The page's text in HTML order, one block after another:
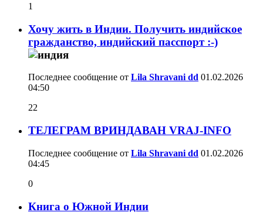
1
Хочу жить в Индии. Получить индийское
гражданство, индийский пасспорт :-)
Последнее сообщение от Lila Shravani dd 01.02.2026
04:50
22
ТЕЛЕГРАМ ВРИНДАВАН VRAJ-INFO
Последнее сообщение от Lila Shravani dd 01.02.2026
04:45
0
Книга о Южной Индии